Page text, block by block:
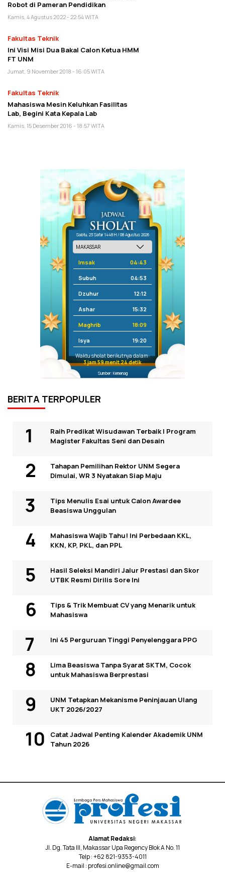
Robot di Pameran Pendidikan
Kamis, 4 Agustus 2022 - 22:54 WITA
Fakultas Teknik
Ini Visi Misi Dua Bakal Calon Ketua HMM
FT UNM
Jumat, 9 November 2018 - 16:05 WITA
Fakultas Teknik
Mahasiswa Mesin Keluhkan Fasilitas
Lab, Begini Kata Kepala Lab
Kamis, 15 Desember 2016 - 18:57 WITA
Sabtu, 23 Safar 1448 H / 08 Agustus 2026
Imsak 04:43
Subuh 04:53
Dzuhur 12:12
Ashar 15:32
Maghrib 18:09
Isya 19:20
Waktu sholat berikutnya dalam:
3 jam 59 menit 24 detik
Sumber: Kemenag
BERITA TERPOPULER
Raih Predikat Wisudawan Terbaik I Program
Magister Fakultas Seni dan Desain
Tahapan Pemilihan Rektor UNM Segera
Dimulai, WR 3 Nyatakan Siap Maju
Tips Menulis Esai untuk Calon Awardee
Beasiswa Unggulan
Mahasiswa Wajib Tahu! Ini Perbedaan KKL,
KKN, KP, PKL, dan PPL
Hasil Seleksi Mandiri Jalur Prestasi dan Skor
UTBK Resmi Dirilis Sore Ini
Tips & Trik Membuat CV yang Menarik untuk
Mahasiswa
Ini 45 Perguruan Tinggi Penyelenggara PPG
Lima Beasiswa Tanpa Syarat SKTM, Cocok
untuk Mahasiswa Berprestasi
UNM Tetapkan Mekanisme Peninjauan Ulang
UKT 2026/2027
Catat Jadwal Penting Kalender Akademik UNM
Tahun 2026
Alamat Redaksi:
Jl. Dg. Tata III, Makassar Upa Regency Blok A No. 11
Telp : +62 821-9353-4011
E-mail : profesi.online@gmail.com